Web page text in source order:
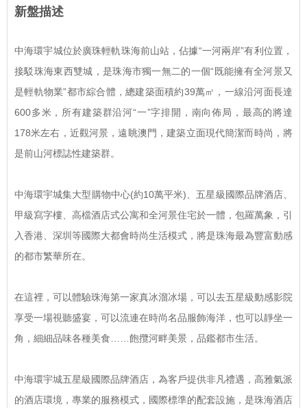
新盤描述
中海環宇城位於廣珠輕軌珠海前山站，佔據“一河兩岸”有利位置，
接駁珠海東西雙城，是珠海市獨一無二的一個“既能擁有全河景又
是輕軌物業”都市綜合體，總建築面積約39萬㎡，一線沿河面長達
600多米，所有建築群沿河“一”字排開，南向佈局，最高的將達
178米左右，近觀河景，遠眺澳門，建築立面現代簡潔而時尚，將
是前山河標誌性建築群。
中海環宇城集大型購物中心(約10萬平米)、五星級國際品牌酒店、
甲級寫字樓、高檔酒店式公寓和全河景住宅於一體，包羅萬象，引
入香港、深圳等國際大都會時尚生活模式，將是珠海最為豐富動感
的都市繁華所在。
在這裡，可以體驗珠海第一家真冰溜冰場，可以去五星級動感影院
享受一場視聽盛宴，可以流連在時尚名品服飾海洋，也可以靜坐一
角，細細品味各種美食……飽攬河畔美景，品鑑都市生活。
中海環宇城五星級國際品牌酒店，為客戶提供非凡禮遇，高雅氣派
的酒店環境，專業的服務模式，國際標準的配套設施，是珠海酒店